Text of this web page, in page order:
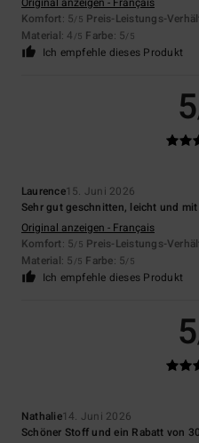
Komfort: 5/5 Preis-Leistungs-
Material: 4 /5 Farbe: 5/5
Ich empfehle dieses Produkt
5
Laurence15. Juni 2026
Sehr gut geschnitten, leicht und
Original anzeigen - Français
Komfort: 5/5 Preis-Leistungs-
Material: 5 /5 Farbe: 5/5
Ich empfehle dieses Produkt
5
Nathalie14. Juni 2026
Schöner Stoff und ein Rabatt von